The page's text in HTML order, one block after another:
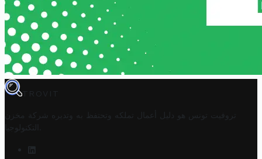
TROVIT
تروفيت تونس هو دليل أعمال تملكه وتحتفظ به وتديره
شركة مخزن
التكنولوجيا